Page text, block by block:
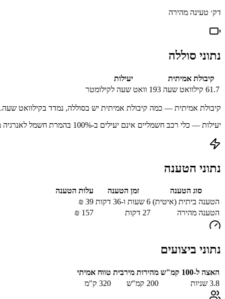
דק׳ טעינה מהירה
נתוני סוללה
קיבולת אמיתית
יעילות
61.7 קילוואט שעה 193 וואט שעה לקילומטר
קיבולת אמיתית — כמה קיבולת אמיתית יש בסוללה, נמדד בקילוואט שעה.
יעילות — כלי רכב חשמליים אינם יעילים ב-100% בהמרת חשמל לאנרגיה מאוחסנת עקב הפסדים בתהליך הטעינה.
נתוני הטענה
סוג הטענה זמן הטענה
עלות הטענה
הטענה ביתית (איטית) 6 שעות ו-36 דקות 39
₪
הטענה מהירה
27 דקות 157
₪
נתוני ביצועים
האצה ל-100 קמ"ש מהירות מירבית טווח אמיתי
3.8 שניות 200 קמ"ש 320 ק"מ